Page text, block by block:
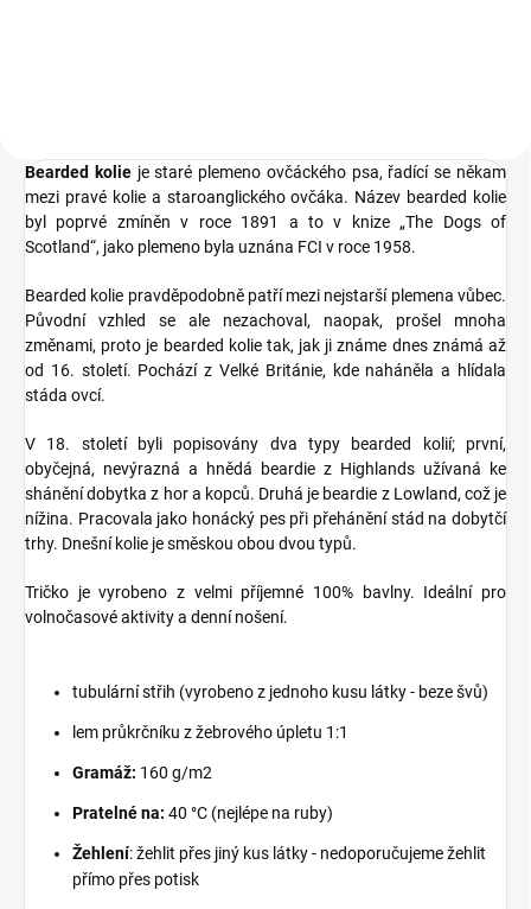
Bearded kolieje staré plemeno ovčáckého psa, řadící se někam
mezi pravé koliea staroanglického ovčáka. Název bearded kolie
byl poprvé zmíněn v roce 1891
a to v knize „The Dogs of
Scotland“, jako plemeno byla uznána FCI v roce 1958.
Bearded kolie pravděpodobně patří mezi nejstarší plemena vůbec.
Původní vzhled se ale nezachoval, naopak, prošel mnoha
změnami, proto je bearded kolie tak, jak ji známe dnes známá až
od 16. století. Pochází z Velké Británie, kde naháněla a hlídala
stáda ovcí.
V 18. století
byli popisovány dva typy bearded kolií; první,
obyčejná, nevýrazná a hnědá beardie z Highlands užívaná ke
shánění dobytka z hor a kopců. Druhá je beardie z Lowland, což je
nížina. Pracovala jako honácký pes při přehánění stád na dobytčí
trhy. Dnešní kolie je směskou obou dvou typů.
Tričko je vyrobeno z velmi příjemné 100% bavlny. Ideální pro
volnočasové aktivity a denní nošení.
tubulární střih (vyrobeno z jednoho kusu látky - beze švů)
lem průkrčníku z žebrového úpletu 1:1
Gramáž: 160 g/m2
Pratelné na: 40 °C (nejlépe na ruby)
Žehlení: žehlit přes jiný kus látky - nedoporučujeme žehlit
přímo přes potisk